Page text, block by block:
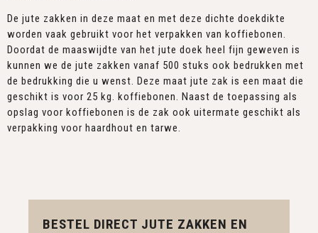
De jute zakken in deze maat en met deze dichte doekdikte
worden vaak gebruikt voor het verpakken van koffiebonen.
Doordat de maaswijdte van het jute doek heel fijn geweven is
kunnen we de jute zakken vanaf 500 stuks ook bedrukken met
de bedrukking die u wenst. Deze maat jute zak is een maat die
geschikt is voor 25 kg. koffiebonen. Naast de toepassing als
opslag voor koffiebonen is de zak ook uitermate geschikt als
verpakking voor haardhout en tarwe.
BESTEL DIRECT JUTE ZAKKEN EN